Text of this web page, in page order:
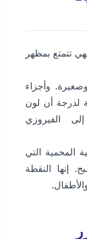
تتمتع بمظهر
وصغيرة. وأجزاء
لدرجة أن لون
الفيروزي
المحمية التي
إنها النقطة